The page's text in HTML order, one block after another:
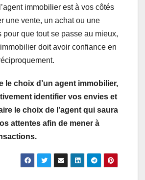
immobilier est à vos côtés
une vente, un achat ou une
pour que tout se passe au mieux,
doit avoir confiance en
le choix d’un agent immobilier,
identifier vos envies et
le choix de l’agent qui saura
attentes afin de mener à